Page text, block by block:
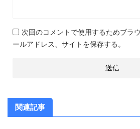
次回のコメントで使用するためブラ
ールアドレス、サイトを保存する。
関連記事